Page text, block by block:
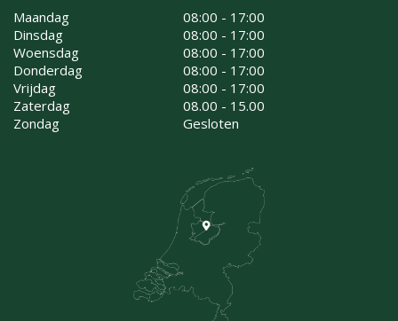
Maandag
08:00 - 17:00
Dinsdag
08:00 - 17:00
Woensdag
08:00 - 17:00
Donderdag
08:00 - 17:00
Vrijdag
08:00 - 17:00
Zaterdag
08.00 - 15.00
Zondag
Gesloten